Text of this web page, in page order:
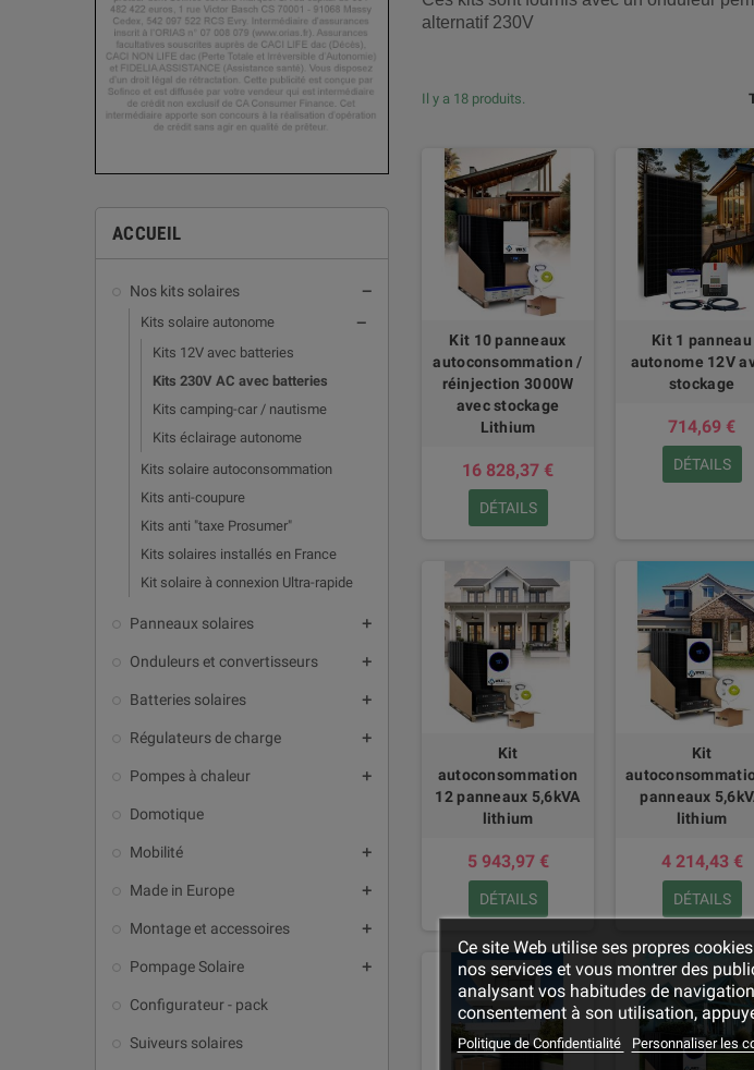
ACCUEIL
Nos kits solaires remove
Kits solaire autonome remove
Kits 12V avec batteries
Kits 230V AC avec batteries
Kits camping-car / nautisme
Kits éclairage autonome
Kits solaire autoconsommation
Kits anti-coupure
Kits anti "taxe Prosumer"
Kits solaires installés en France
Kit solaire à connexion Ultra-rapide
Panneaux solaires add
Onduleurs et convertisseurs add
Batteries solaires add
Régulateurs de charge add
Pompes à chaleur add
Domotique
Mobilité add
Made in Europe add
Montage et accessoires add
Pompage Solaire add
Configurateur - pack
Suiveurs solaires
alternatif 230V
Il y a 18 produits.
Kit 10 panneaux
autoconsommation /
réinjection 3000W
avec stockage
Lithium
16 828,37 €
DÉTAILS
Kit 1 panneau
autonome 12V
stockage
714,69 €
DÉTAILS
Kit
autoconsommation
12 panneaux 5,6kVA
lithium
5 943,97 €
DÉTAILS
Kit
panneaux
lithium
4 214,43 €
DÉTAILS
Ce site Web utilise ses propres
nos services et vous montrer des
analysant vos habitudes de
consentement à son utilisation,
Politique de Confidentialité Personnaliser les